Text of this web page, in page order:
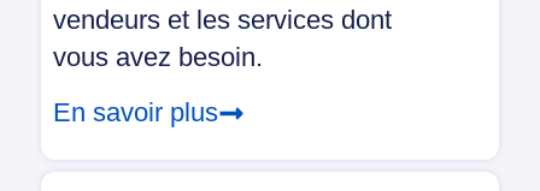
vendeurs et les services dont
vous avez besoin.
En savoir plus